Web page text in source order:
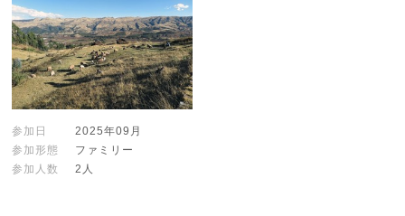
参加日
2025年09月
参加形態
ファミリー
参加人数
2人